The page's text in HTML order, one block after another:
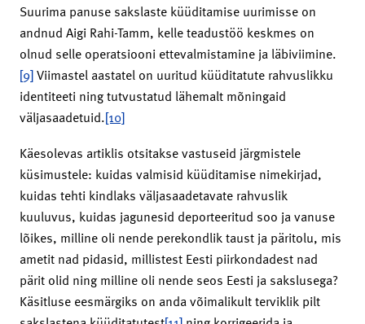
Suurima panuse sakslaste küüditamise uurimisse on
andnud Aigi Rahi-Tamm, kelle teadustöö keskmes on
olnud selle operatsiooni ettevalmistamine ja läbiviimine.
[9]Viimastel aastatel on uuritud küüditatute rahvuslikku
identiteeti ning tutvustatud lähemalt mõningaid
väljasaadetuid.[10]
Käesolevas artiklis otsitakse vastuseid järgmistele
küsimustele: kuidas valmisid küüditamise nimekirjad,
kuidas tehti kindlaks väljasaadetavate rahvuslik
kuuluvus, kuidas jagunesid deporteeritud soo ja vanuse
lõikes, milline oli nende perekondlik taust ja päritolu, mis
ametit nad pidasid, millistest Eesti piirkondadest nad
pärit olid ning milline oli nende seos Eesti ja sakslusega?
Käsitluse eesmärgiks on anda võimalikult terviklik pilt